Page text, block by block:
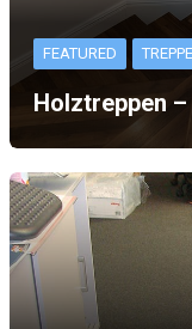
FEATURED
Holztreppen